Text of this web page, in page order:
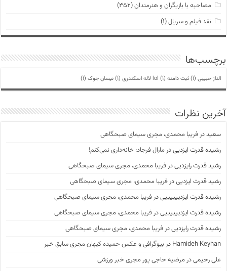
مصاحبه با بازیگران و هنرمندان(۳۵۲)
نقد فیلم و سریال(۱)
برچسب‌ها
الناز حبیبی (1) ثبت دامنه lol (1) لاله اسکندری (1) نیسان جوک (1)
آخرین نظرات
سعیددرفریبا محمدی، مجری سیمای صبحگاهی
رشیده قدرت ایزدییدرمارال فرجاد: خانه‌داری نمی‌کنم!
رشید قدرت رایزدییدرفریبا محمدی، مجری سیمای صبحگاهی
رشید قدرت ایزدییدرفریبا محمدی، مجری سیمای صبحگاهی
رشیده قدرت ایزدیییییییدرفریبا محمدی، مجری سیمای صبحگاهی
رشیده قدرت ایزدیییییییدرفریبا محمدی، مجری سیمای صبحگاهی
رشیده قدرت رایزدییدرفریبا محمدی، مجری سیمای صبحگاهی
Hamideh Keyhan در بیوگرافی و عکس حمیده کیهان مجری سابق خبر
علی رحیمیدرمرضیه حاجی پور مجری خبر ورزشی